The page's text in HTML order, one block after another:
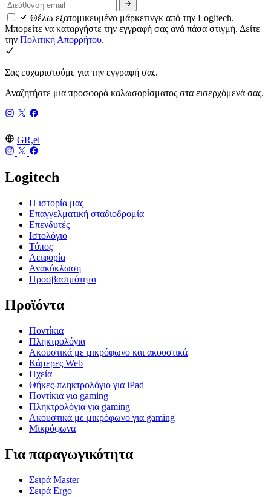
Θέλω εξατομικευμένο μάρκετινγκ από την Logitech.
Μπορείτε να καταργήστε την εγγραφή σας ανά πάσα στιγμή. Δείτε
την Πολιτική Απορρήτου.
Σας ευχαριστούμε για την εγγραφή σας.
Αναζητήστε μια προσφορά καλωσορίσματος στα εισερχόμενά σας.
GR,el
Logitech
Η ιστορία μας
Επαγγελματική σταδιοδρομία
Επενδυτές
Ιστολόγιο
Τύπος
Αειφορία
Ανακύκλωση
Προσβασιμότητα
Προϊόντα
Ποντίκια
Πληκτρολόγια
Ακουστικά με μικρόφωνο και ακουστικά
Κάμερες Web
Ηχεία
Θήκες-πληκτρολόγιο για iPad
Ποντίκια για gaming
Πληκτρολόγια για gaming
Ακουστικά με μικρόφωνο για gaming
Μικρόφωνα
Για παραγωγικότητα
Σειρά Master
Σειρά Ergo